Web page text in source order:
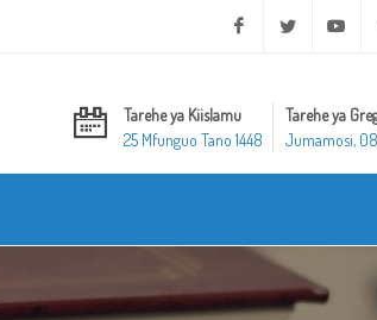
Facebook Twitter
Tarehe ya Kiislamu
25 Mfunguo Tano 1448
Tarehe ya
Jumamosi,